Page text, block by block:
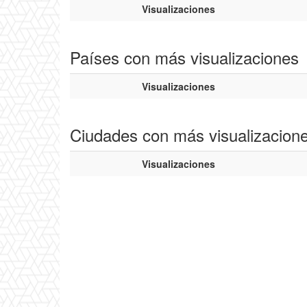
Visualizaciones
Países con más visualizaciones
Visualizaciones
Ciudades con más
Visualizaciones